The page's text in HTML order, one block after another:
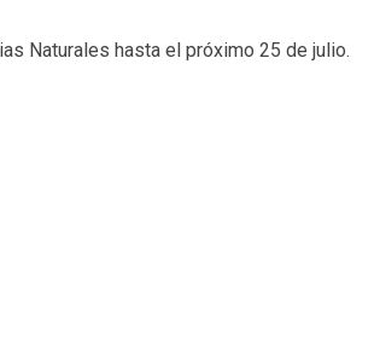
Naturales hasta el próximo 25 de julio.